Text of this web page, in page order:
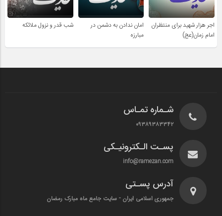
اجر هزار شهید برای منتظران
امام زمان(عج)
امان ندادن به دشمن در
مبارزه
شب قدر و نزول ملائکه
شـماره تمـاس
۰۹۳۸۹۳۸۳۳۴۲
پسـت الـکترونیـکی
info@ramezan.com
آدرس پسـتی
جمهوری اسلامی ایران - سایت جامع ماه مبارک رمضان